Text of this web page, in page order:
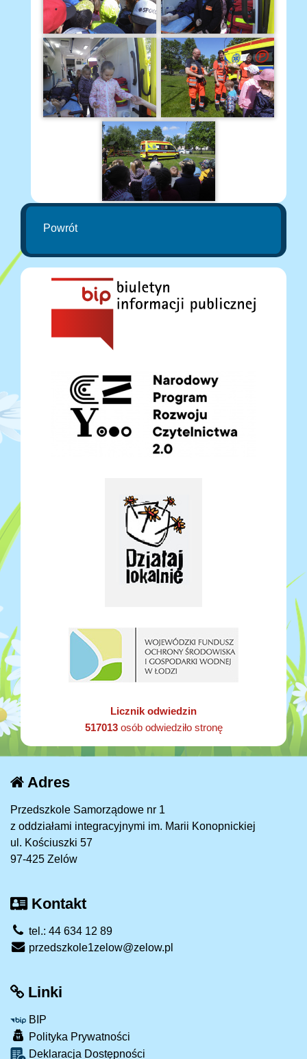
Powrót
Licznik odwiedzin
517013osób odwiedziło stronę
Adres
Przedszkole Samorządowe nr 1
z oddziałami integracyjnymi im. Marii Konopnickiej
ul. Kościuszki 57
97-425 Zelów
Kontakt
tel.: 44 634 12 89
przedszkole1zelow@zelow.pl
Linki
BIP
Polityka Prywatności
Deklaracja Dostępności